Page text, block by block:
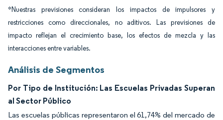
*Nuestras previsiones consideran los impactos de impulsores y
restricciones como direccionales, no aditivos. Las previsiones de
impacto reflejan el crecimiento base, los efectos de mezcla y las
interacciones entre variables.
Análisis de Segmentos
Por Tipo de Institución: Las Escuelas Privadas Superan
al Sector Público
Las escuelas públicas representaron el 61,74% del mercado de